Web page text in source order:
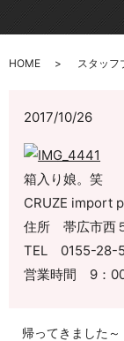
HOME スタッフ
2017/10/26
箱入り娘。笑
CRUZE import
住所 帯広市西
TEL 0155-28-
営業時間 9：
帰ってきました～